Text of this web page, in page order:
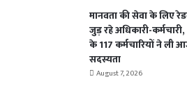
मानवता की सेवा के लिए
जुड़ रहे अधिकारी-
के 117 कर्मचारियों ने ली
सदस्यता
August 7, 2026